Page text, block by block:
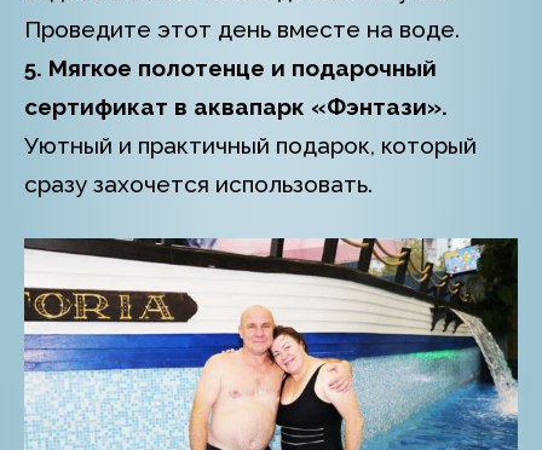
Проведите этот день вместе на воде.
5. Мягкое полотенце и подарочный
сертификат в аквапарк «Фэнтази».
Уютный и практичный подарок, который
сразу захочется использовать.